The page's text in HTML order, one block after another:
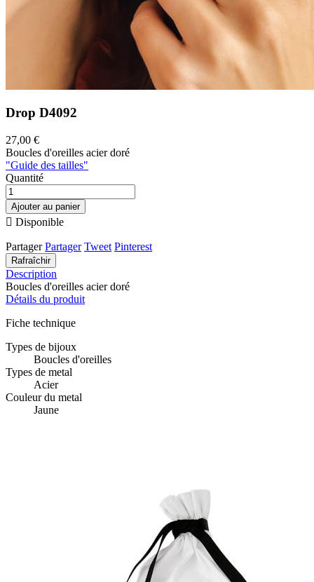
Drop D4092
27,00 €
Boucles d'oreilles acier doré
"Guide des tailles"
Quantité
Ajouter au panier
 Disponible
Partager Partager Tweet Pinterest
Description
Boucles d'oreilles acier doré
Détails du produit
Fiche technique
Types de bijoux
Boucles d'oreilles
Types de metal
Acier
Couleur du metal
Jaune